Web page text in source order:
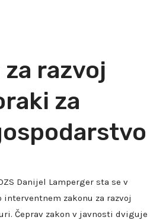
razvoj
za
Danijel Lamperger sta se v
zakonu za razvoj
Čeprav zakon v javnosti dviguje